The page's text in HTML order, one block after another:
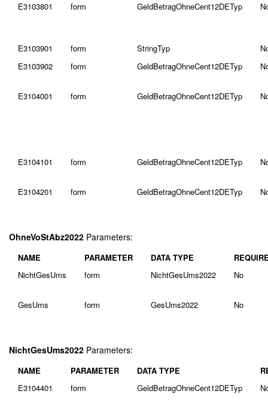
E3103801
form GeldBetragOhneCent12DETyp
E3103901 form StringTyp
E3103902
form GeldBetragOhneCent12DETyp
E3104001 form GeldBetragOhneCent12DETyp
E3104101 form GeldBetragOhneCent12DETyp
E3104201 form GeldBetragOhneCent12DETyp
OhneVoStAbz2022 Parameters:
NAME PARAMETER DATA TYPE
NichtGesUms
form NichtGesUms2022 No
GesUms form GesUms2022 No
NichtGesUms2022 Parameters:
NAME PARAMETER DATA TYPE
E3104401
form GeldBetragOhneCent12DETyp